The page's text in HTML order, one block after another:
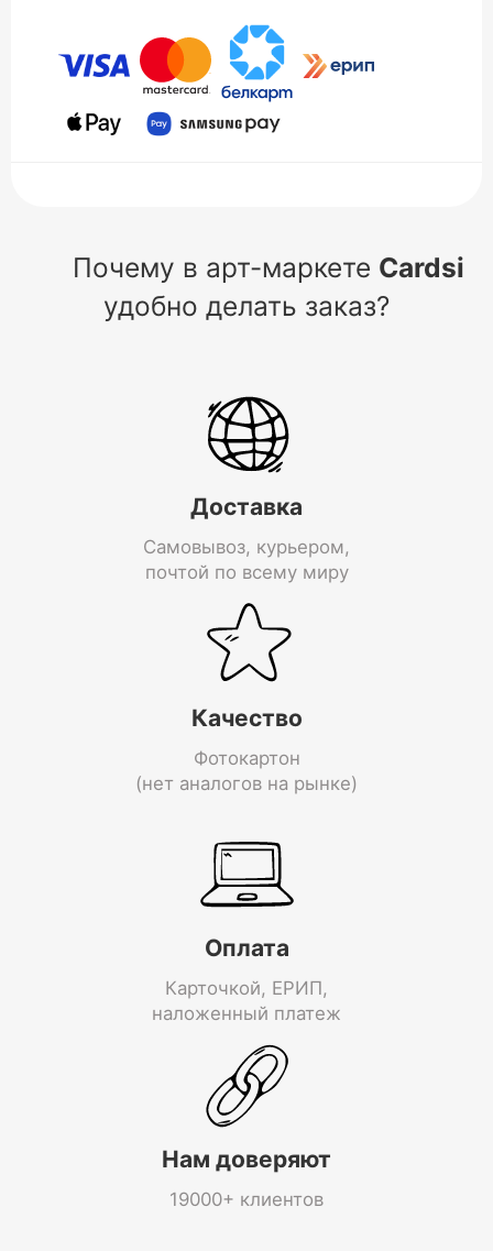
Почему в арт-маркете Cardsi
удобно делать заказ?
Доставка
Самовывоз, курьером,
почтой по всему миру
Качество
Фотокартон
(нет аналогов на рынке)
Оплата
Карточкой, ЕРИП,
наложенный платеж
Нам доверяют
19000+ клиентов